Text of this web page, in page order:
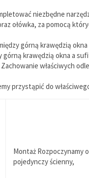
niezbędne
ołówka, za pomocą
górną krawędzią
górną krawędzią okna a
właściwych
przystąpić do
Montaż Rozpoczynamy
pojedynczy ścienny,